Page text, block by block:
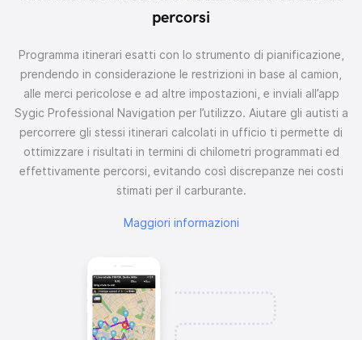
percorsi
Programma itinerari esatti con lo strumento di pianificazione,
prendendo in considerazione le restrizioni in base al camion,
alle merci pericolose e ad altre impostazioni, e inviali all’app
Sygic Professional Navigation per l’utilizzo. Aiutare gli autisti a
percorrere gli stessi itinerari calcolati in ufficio ti permette di
ottimizzare i risultati in termini di chilometri programmati ed
effettivamente percorsi, evitando così discrepanze nei costi
stimati per il carburante.
Maggiori informazioni